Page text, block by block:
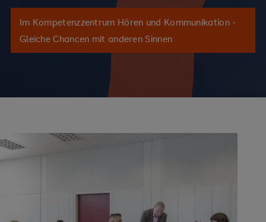
Im Kompetenzzentrum Hören und Kommunikation -
Gleiche Chancen mit anderen Sinnen